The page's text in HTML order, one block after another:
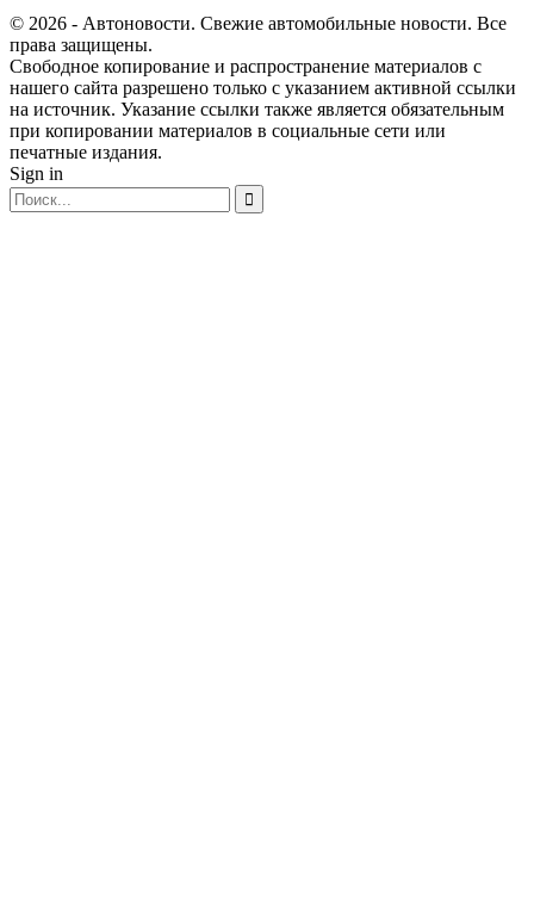
© 2026 - Автоновости. Свежие автомобильные новости. Все
права защищены.
Свободное копирование и распространение материалов с
нашего сайта разрешено только с указанием активной ссылки
на источник. Указание ссылки также является обязательным
при копировании материалов в социальные сети или
печатные издания.
Sign in